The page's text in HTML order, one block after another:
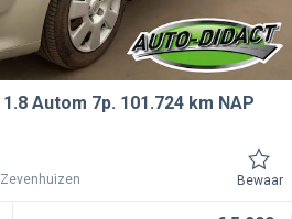
1.8 Autom 7p. 101.724 km NAP
Zevenhuizen Bewaar